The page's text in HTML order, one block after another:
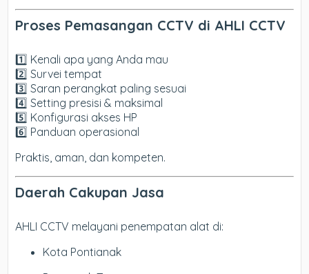
Proses Pemasangan CCTV di AHLI CCTV
1️⃣ Kenali apa yang Anda mau
2️⃣ Survei tempat
3️⃣ Saran perangkat paling sesuai
4️⃣ Setting presisi & maksimal
5️⃣ Konfigurasi akses HP
6️⃣ Panduan operasional
Praktis, aman, dan kompeten.
Daerah Cakupan Jasa
AHLI CCTV melayani penempatan alat di:
Kota Pontianak